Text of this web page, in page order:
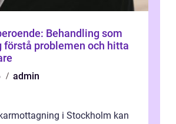
Behandling som
förstå problemen och hitta
admin
i Stockholm kan